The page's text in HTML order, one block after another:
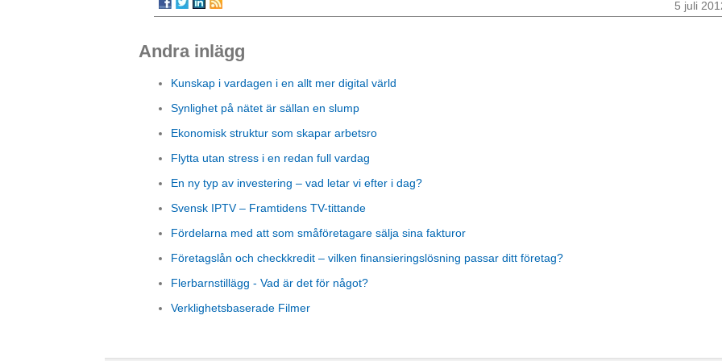
5 juli
Andra inlägg
Kunskap i vardagen i en allt mer digital värld
Synlighet på nätet är sällan en slump
Ekonomisk struktur som skapar arbetsro
Flytta utan stress i en redan full vardag
En ny typ av investering – vad letar vi efter i dag?
Svensk IPTV – Framtidens TV-tittande
Fördelarna med att som småföretagare sälja sina fakturor
Företagslån och checkkredit – vilken finansieringslösning passar ditt företag?
Flerbarnstillägg - Vad är det för något?
Verklighetsbaserade Filmer